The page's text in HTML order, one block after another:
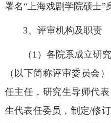
署名“ 上海戏剧学院硕士”
3、评审机构及职责
（1 ）各院系成立研
（以下简称评审委员会
任主任，研究生导师代
生代表任委员，制定/修